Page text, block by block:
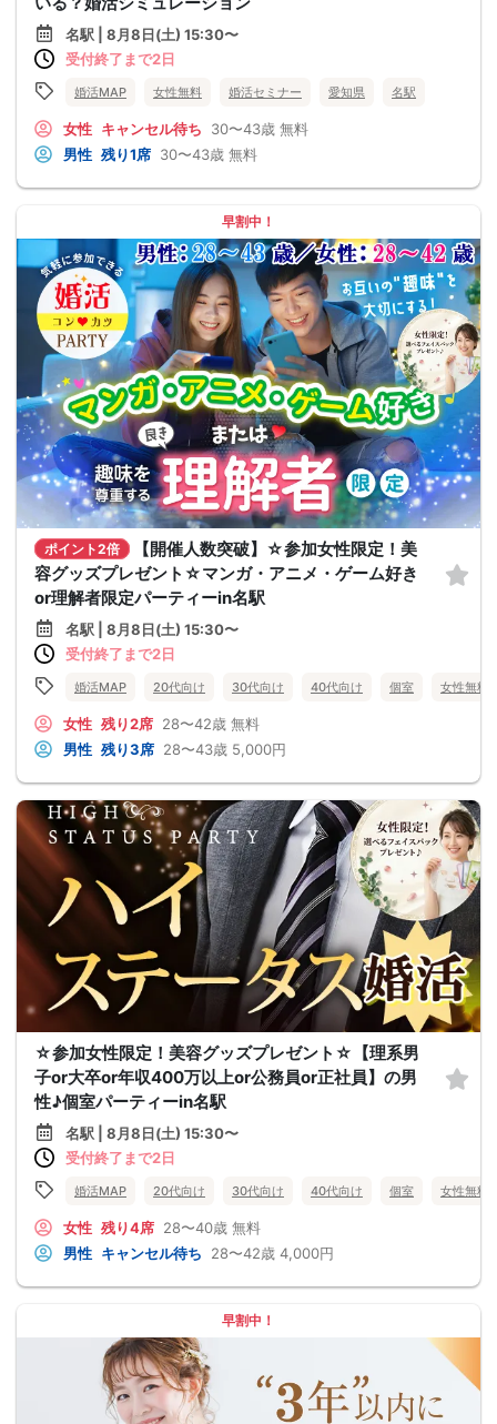
名駅 | 8月8日(土) 15:30〜
受付終了まで2日
婚活MAP 女性無料 婚活セミナー 愛知県 名駅
女性 キャンセル待ち 30〜43歳 無料
男性 残り1席 30〜43歳 無料
早割中！
ポイント2倍
【開催人数突破】☆参加女性限定！美
容グッズプレゼント☆マンガ・アニメ・ゲーム好き
or理解者限定パーティーin名駅
名駅 | 8月8日(土) 15:30〜
受付終了まで2日
婚活MAP 20代向け 30代向け 40代向け 個室 女性無料
女性 残り2席 28〜42歳 無料
男性 残り3席 28〜43歳 5,000円
☆参加女性限定！美容グッズプレゼント☆【理系男
子or大卒or年収400万以上or公務員or正社員】の男
性♪個室パーティーin名駅
名駅 | 8月8日(土) 15:30〜
受付終了まで2日
婚活MAP 20代向け 30代向け 40代向け 個室 女性無料
女性 残り4席 28〜40歳 無料
男性 キャンセル待ち 28〜42歳 4,000円
早割中！